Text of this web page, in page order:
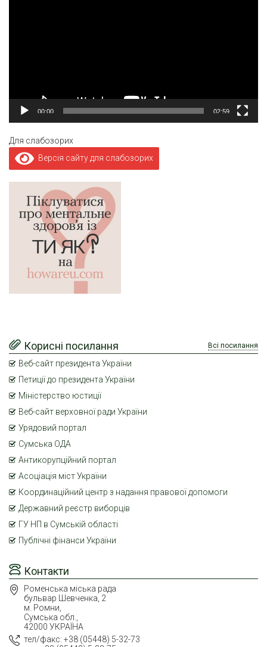
00:00 02:59
Для слабозорих
Версія сайту для слабозорих
Контакти
Роменська міська рада
бульвар Шевченка, 2
м. Ромни,
Сумська обл.,
42000 УКРАЇНА
тел/факс: +38 (05448) 5-32-73
Корисні посилання Всі посилання
Веб-сайт президента України
Петиції до президента України
Міністерство юстиції
Веб-сайт верховної ради України
Урядовий портал
Сумська ОДА
Антикорупційний портал
Асоціація міст України
Координаційний центр з надання правової допомоги
Державний реєстр виборців
ГУ НП в Сумській області
Публічні фінанси України